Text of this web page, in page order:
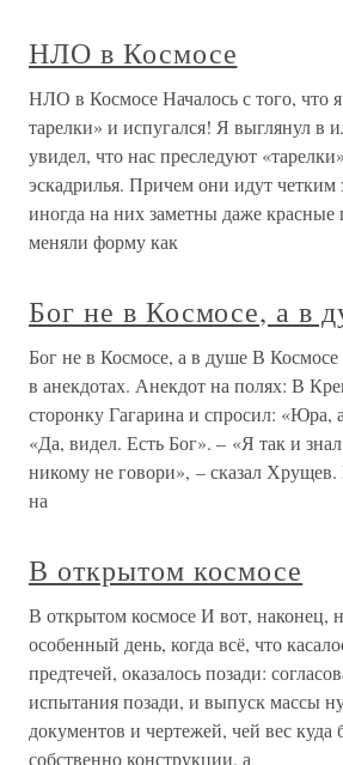
НЛО в Космосе
НЛО в Космосе Началось с того, что
тарелки» и испугался! Я выглянул в
увидел, что нас преследуют
эскадрилья. Причем они идут
иногда на них заметны даже
меняли форму как
Бог не в Космосе, а в
Бог не в Космосе, а в душе В Космосе
в анекдотах. Анекдот на полях: В
сторонку Гагарина и спросил: «Юра,
«Да, видел. Есть Бог». – «Я так и
никому не говори», – сказал
на
В открытом космосе
В открытом космосе И вот, наконец,
особенный день, когда всё, что
предтечей, оказалось позади:
испытания позади, и выпуск массы
документов и чертежей, чей вес куда
собственно конструкции, а